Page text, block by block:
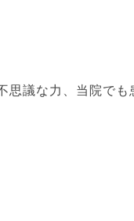
思議な力、当院でも